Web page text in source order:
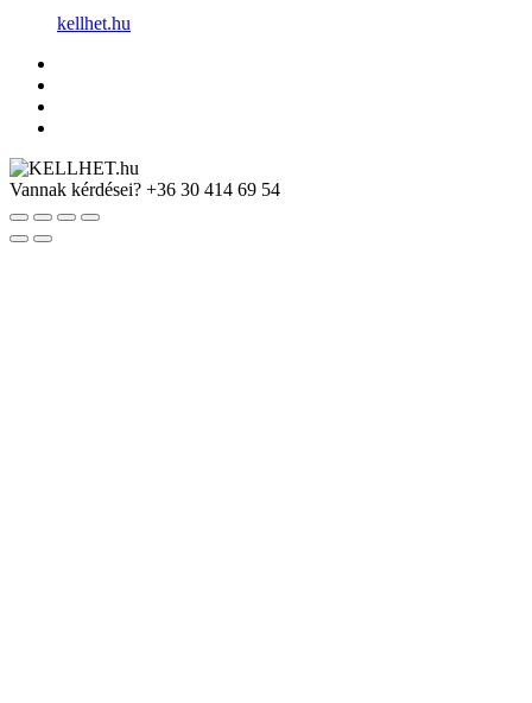
kellhet.hu
Vannak kérdései? +36 30 414 69 54